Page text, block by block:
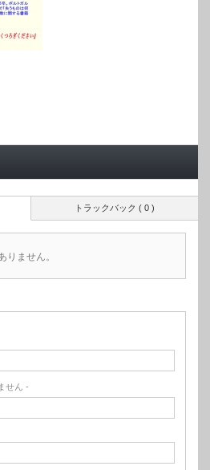
トラックバック ( 0 )
りません。
せん -